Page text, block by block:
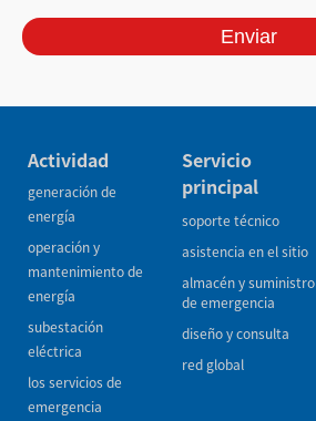
Actividad
generación de
energía
operación y
mantenimiento de
energía
subestación
eléctrica
los servicios de
emergencia
Servicio
principal
soporte técnico
asistencia en el sitio
almacén y suministro
de emergencia
diseño y consulta
red global